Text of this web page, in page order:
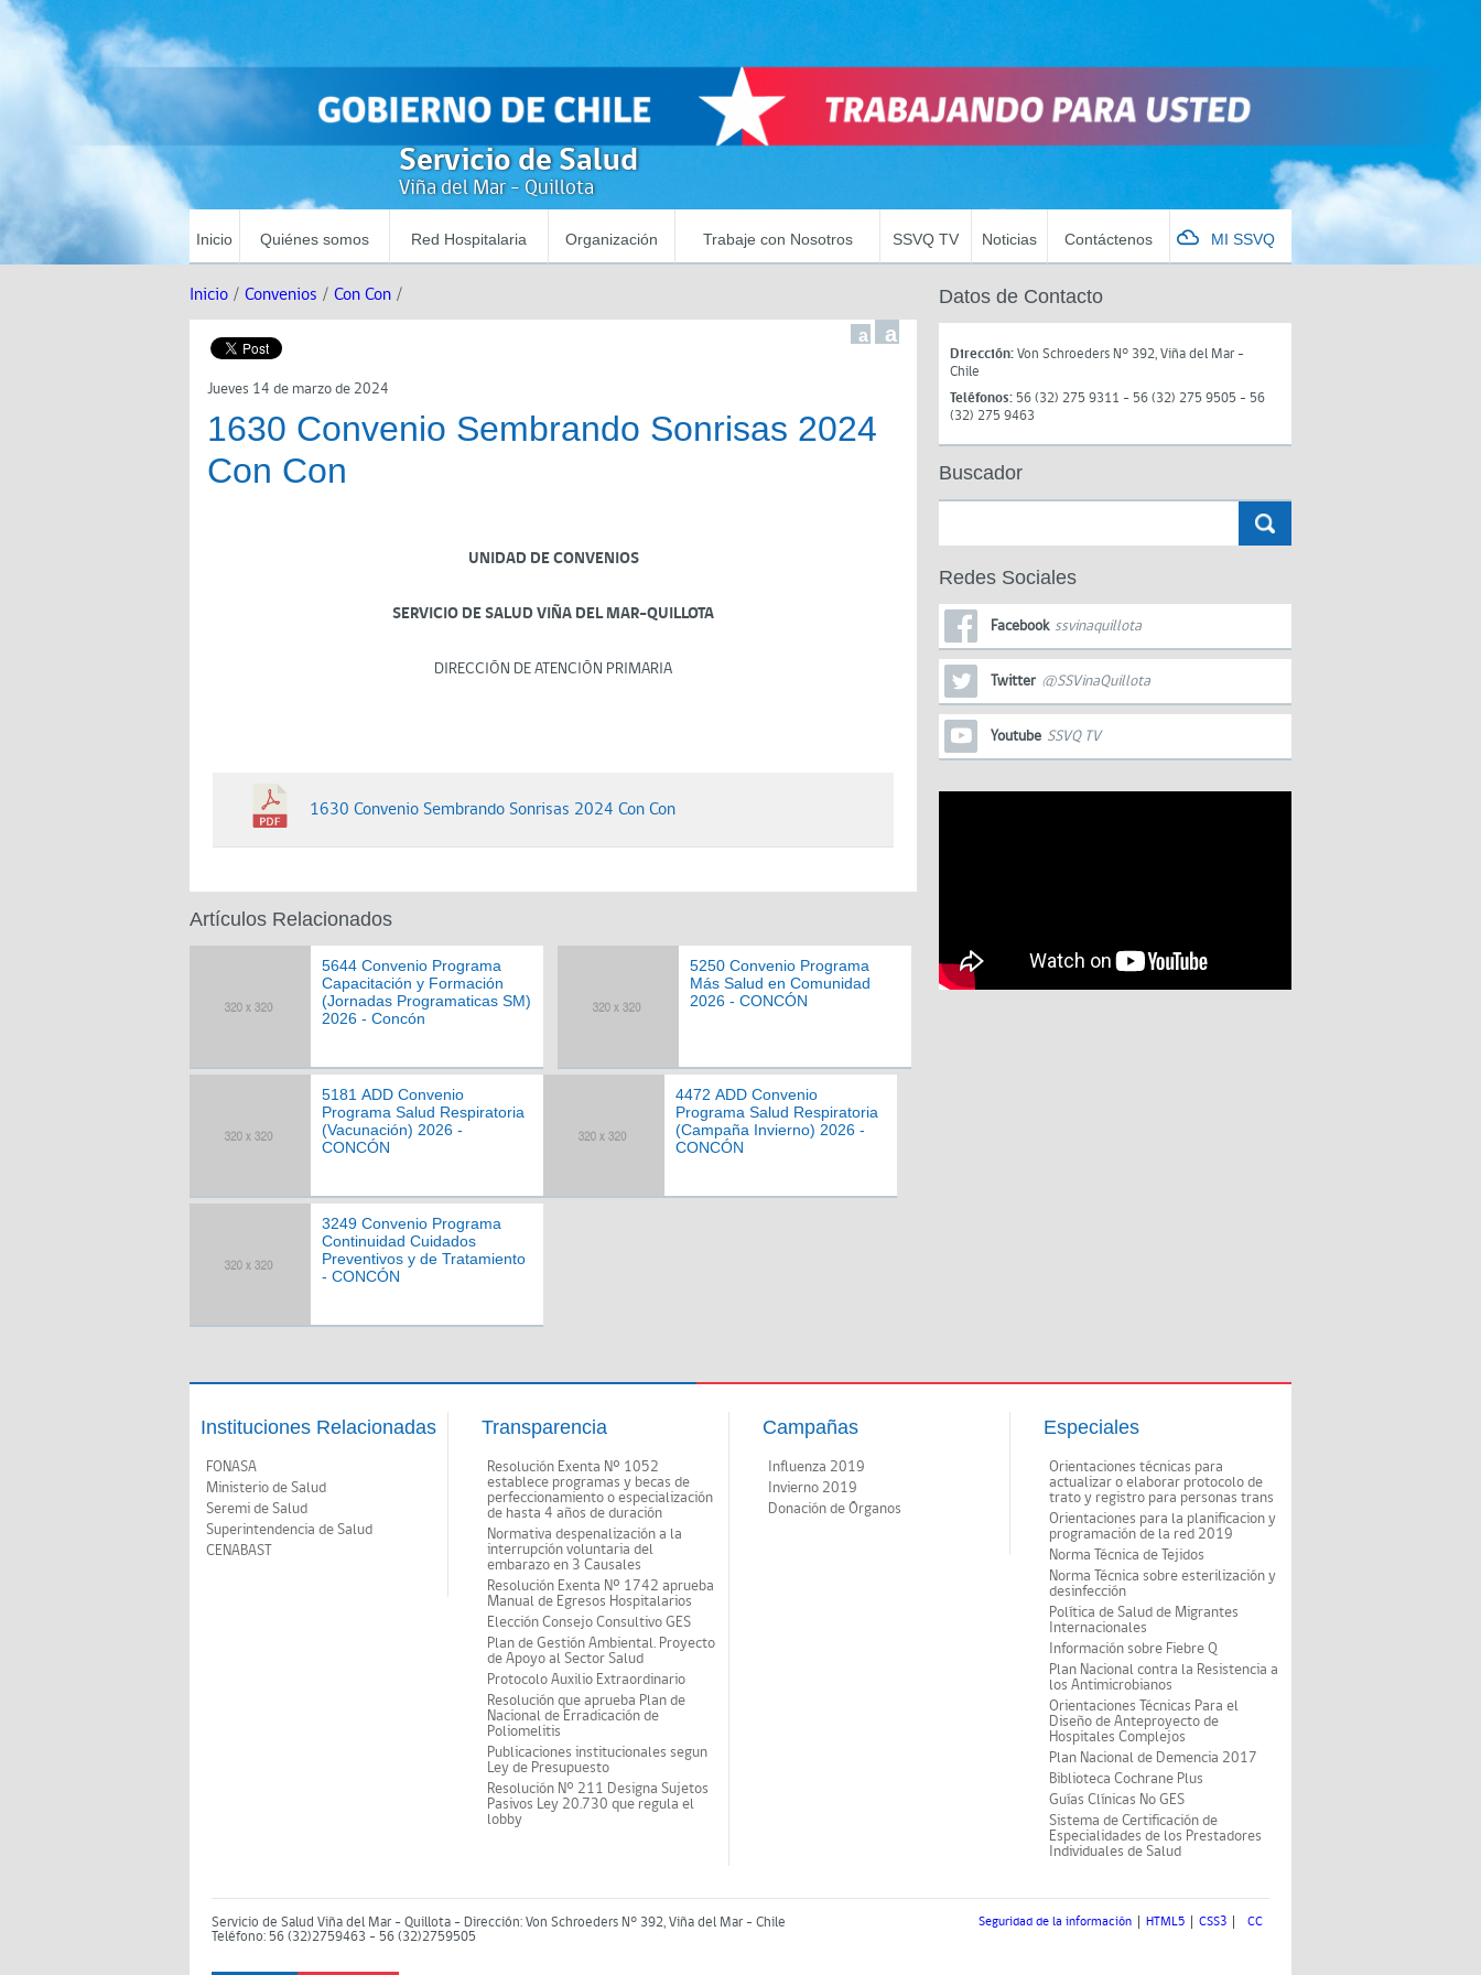
Servicio de Salud
Viña del Mar - Quillota
Inicio Quiénes somos Red Hospitalaria Organización Trabaje con Nosotros SSVQ TV Noticias Contáctenos MI SSVQ
Inicio / Convenios / Con Con /
a a
Jueves 14 de marzo de 2024
1630 Convenio Sembrando Sonrisas 2024
Con Con
UNIDAD DE CONVENIOS
SERVICIO DE SALUD VIÑA DEL MAR-QUILLOTA
DIRECCIÓN DE ATENCIÓN PRIMARIA
1630 Convenio Sembrando Sonrisas 2024 Con Con
Artículos Relacionados
5644 Convenio Programa
Capacitación y Formación
(Jornadas Programaticas SM)
2026 - Concón
5250 Convenio Programa
Más Salud en Comunidad
2026 - CONCÓN
5181 ADD Convenio
Programa Salud Respiratoria
(Vacunación) 2026 -
CONCÓN
4472 ADD Convenio
Programa Salud Respiratoria
(Campaña Invierno) 2026 -
CONCÓN
3249 Convenio Programa
Continuidad Cuidados
Preventivos y de Tratamiento
- CONCÓN
Datos de Contacto
Dirección:Von Schroeders N° 392, Viña del Mar -
Chile
Teléfonos: 56 (32) 275 9311 - 56 (32) 275 9505 - 56
(32) 275 9463
Buscador
Redes Sociales
Facebook ssvinaquillota
Twitter @SSVinaQuillota
Youtube SSVQ TV
Instituciones Relacionadas
FONASA
Ministerio de Salud
Seremi de Salud
Superintendencia de Salud
CENABAST
Transparencia
Resolución Exenta Nº 1052
establece programas y becas de
perfeccionamiento o especialización
de hasta 4 años de duración
Normativa despenalización a la
interrupción voluntaria del
embarazo en 3 Causales
Resolución Exenta Nº 1742 aprueba
Manual de Egresos Hospitalarios
Elección Consejo Consultivo GES
Plan de Gestión Ambiental. Proyecto
de Apoyo al Sector Salud
Protocolo Auxilio Extraordinario
Resolución que aprueba Plan de
Nacional de Erradicación de
Poliomelitis
Publicaciones institucionales segun
Ley de Presupuesto
Resolución N° 211 Designa Sujetos
Pasivos Ley 20.730 que regula el
lobby
Campañas
Influenza 2019
Invierno 2019
Donación de Órganos
Especiales
Orientaciones técnicas para
actualizar o elaborar protocolo de
trato y registro para personas trans
Orientaciones para la planificacion y
programación de la red 2019
Norma Técnica de Tejidos
Norma Técnica sobre esterilización y
desinfección
Política de Salud de Migrantes
Internacionales
Información sobre Fiebre Q
Plan Nacional contra la Resistencia a
los Antimicrobianos
Orientaciones Técnicas Para el
Diseño de Anteproyecto de
Hospitales Complejos
Plan Nacional de Demencia 2017
Biblioteca Cochrane Plus
Guías Clínicas No GES
Sistema de Certificación de
Especialidades de los Prestadores
Individuales de Salud
Servicio de Salud Viña del Mar – Quillota - Dirección: Von Schroeders N° 392, Viña del Mar - Chile
Teléfono: 56 (32)2759463 - 56 (32)2759505
Seguridad de la información HTML5 CSS3 CC